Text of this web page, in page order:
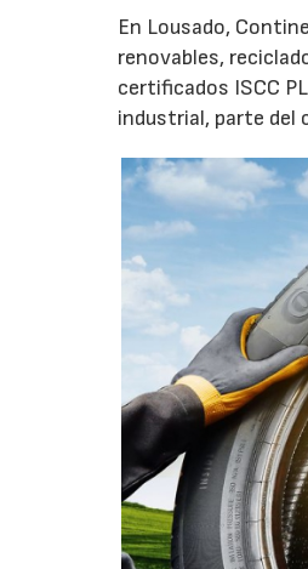
En Lousado,
renovables,
certificados ISCC
industrial, parte del